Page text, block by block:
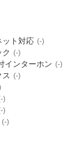
ット対応 (-)
ク (-)
インターホン (-)
ス (-)
)
)
(-)